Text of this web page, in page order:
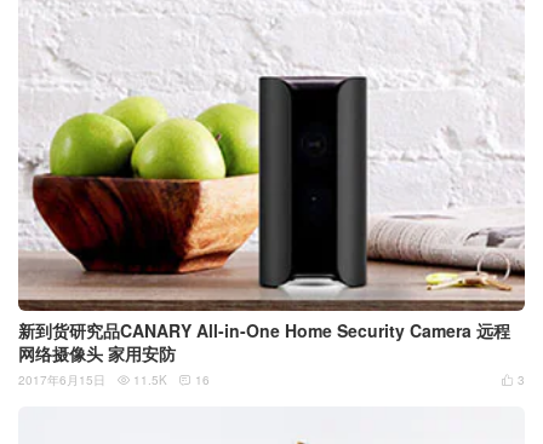
新到货研究品CANARY All-in-One Home Security Camera 远程
网络摄像头 家用安防
 3
2017年6月15日  11.5K  16